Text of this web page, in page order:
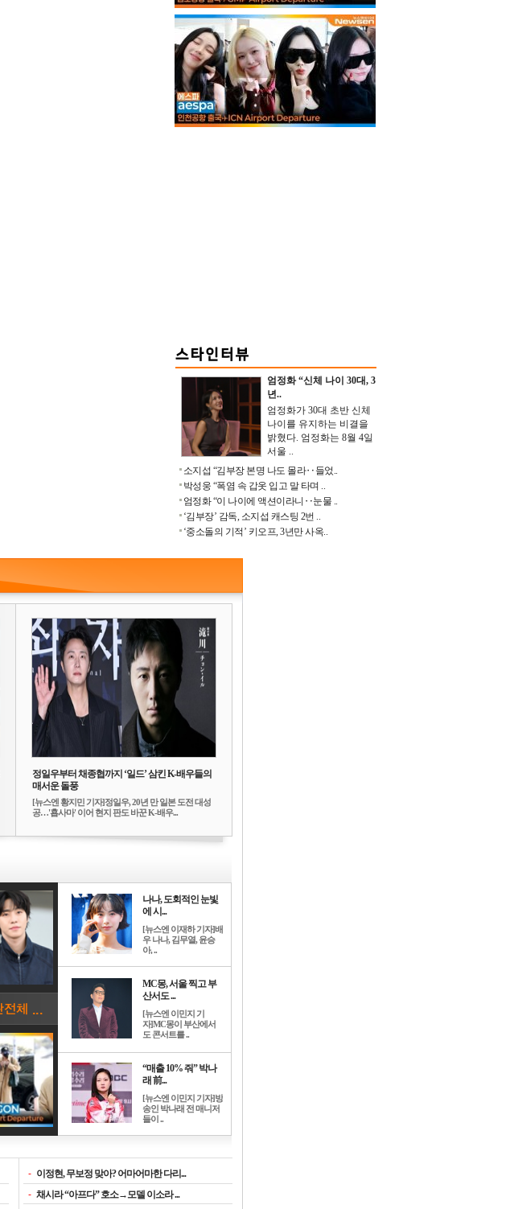
엄정화 “신체 나이 30대, 3
년..
엄정화가 30대 초반 신체
나이를 유지하는 비결을
밝혔다. 엄정화는 8월 4일
서울 ..
소지섭 “김부장 본명 나도 몰라‥들었..
박성웅 “폭염 속 갑옷 입고 말 타며 ..
엄정화 “이 나이에 액션이라니‥눈물 ..
‘김부장’ 감독, 소지섭 캐스팅 2번 ..
‘중소돌의 기적’ 키오프, 3년만 사옥..
정일우부터 채종협까지 ‘일드’ 삼킨 K-배우들의
매서운 돌풍
[뉴스엔 황지민 기자]정일우, 20년 만 일본 도전 대성
공…'횹사마' 이어 현지 판도 바꾼 K-배우...
나나, 도회적인 눈빛
에 시...
[뉴스엔 이재하 기자]배
우 나나, 김무열, 윤승
아, ..
MC몽, 서울 찍고 부
산서도 ...
[뉴스엔 이민지 기
자]MC몽이 부산에서
도 콘서트를 ..
“매출 10% 줘” 박나
래 前...
[뉴스엔 이민지 기자]방
송인 박나래 전 매니저
들이 ..
- 이정현, 무보정 맞아? 어마어마한 다리...
- 채시라 “아프다” 호소→모델 이소라 ...